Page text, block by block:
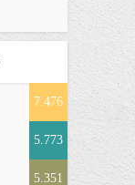
7.476
5.773
5.351